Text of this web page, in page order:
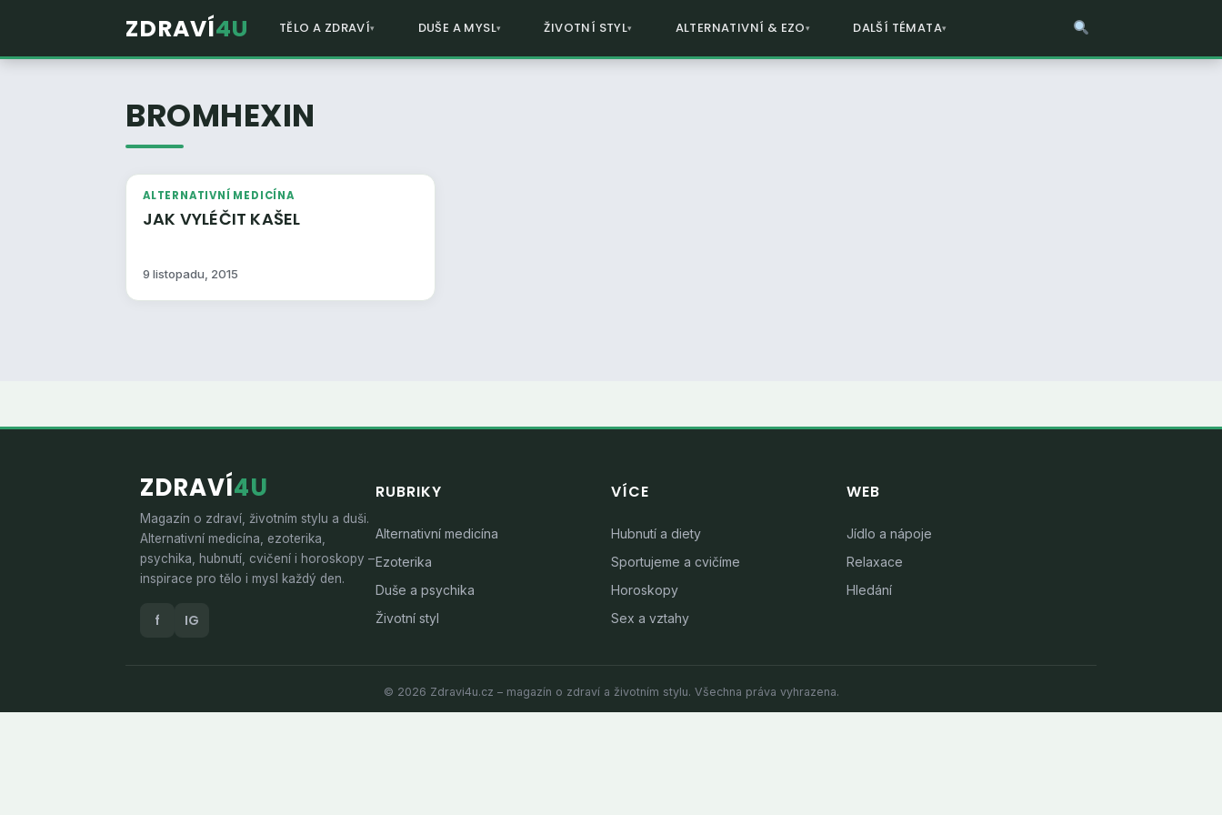
ZDRAVÍ4U TĚLO A ZDRAVÍ DUŠE A MYSL ŽIVOTNÍ STYL ALTERNATIVNÍ & EZO DALŠÍ TÉMATA
BROMHEXIN
ALTERNATIVNÍ MEDICÍNA
JAK VYLÉČIT KAŠEL
9 listopadu, 2015
ZDRAVÍ4U
Magazín o zdraví, životním stylu a duši.
Alternativní medicína, ezoterika,
psychika, hubnutí, cvičení i horoskopy –
inspirace pro tělo i mysl každý den.
f IG
RUBRIKY
Alternativní medicína
Ezoterika
Duše a psychika
Životní styl
VÍCE
Hubnutí a diety
Sportujeme a cvičíme
Horoskopy
Sex a vztahy
WEB
Jídlo a nápoje
Relaxace
Hledání
© 2026 Zdravi4u.cz – magazín o zdraví a životním stylu. Všechna práva vyhrazena.